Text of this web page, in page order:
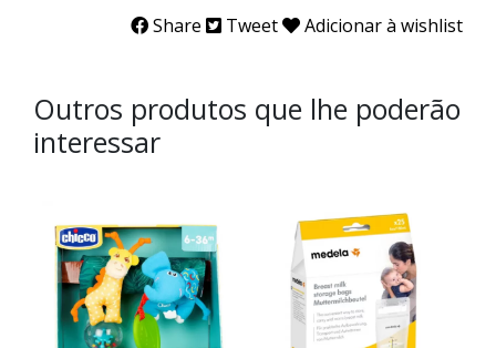
Share Tweet Adicionar à wishlist
Outros produtos que lhe poderão
interessar